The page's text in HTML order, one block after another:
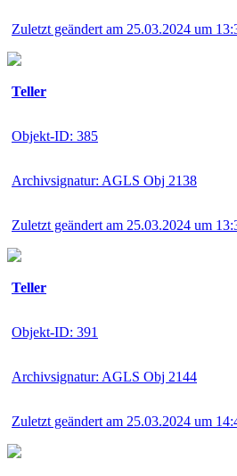
Zuletzt geändert am 25.03.2024 um
Teller
Objekt-ID: 385
Archivsignatur: AGLS Obj 2138
Zuletzt geändert am 25.03.2024 um
Teller
Objekt-ID: 391
Archivsignatur: AGLS Obj 2144
Zuletzt geändert am 25.03.2024 um